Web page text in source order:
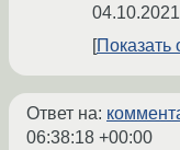
Показать
Ответ на:
06:38:18 +00:00